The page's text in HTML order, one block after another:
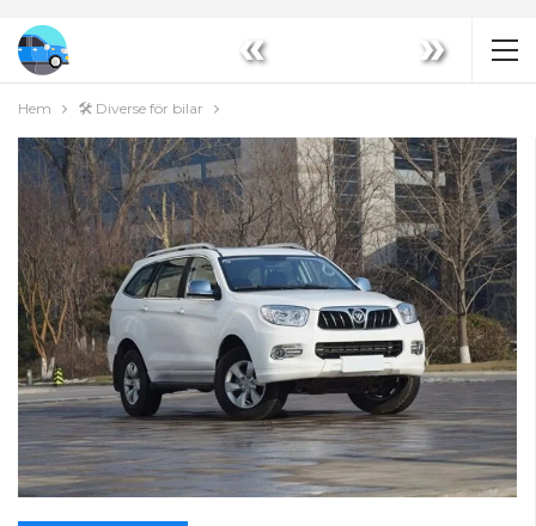
« »
Hem 🛠️ Diverse för bilar